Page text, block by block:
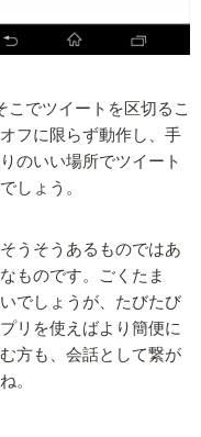
でツイートを区切るこ
フに限らず動作し、手
のいい場所でツイート
しょう。
うそうあるものではあ
ものです。ごくたま
でしょうが、たびたび
リを使えばより簡便に
方も、会話として繋が
。